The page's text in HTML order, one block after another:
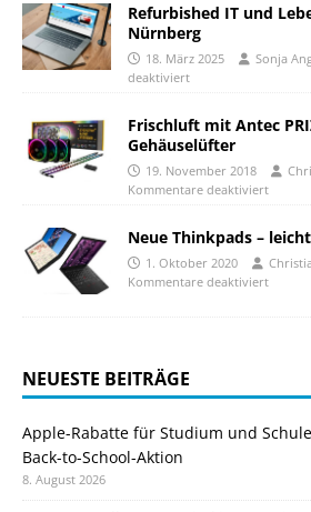
Refurbished IT und
Nürnberg
18. März 2025 Sonja
deaktiviert
Frischluft mit Antec
Gehäuselüfter
19. November 2018
Kommentare deaktiviert
Neue Thinkpads –
1. Oktober 2020
Kommentare deaktiviert
NEUESTE BEITRÄGE
Apple-Rabatte für Studium und
Back-to-School-Aktion
8. August 2026